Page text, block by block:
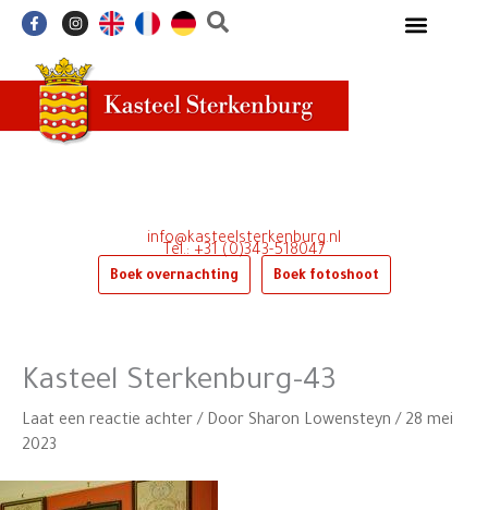
inhoud
F
a
b
o
o
k
-
I
n
a
g
r
a
m
Boek overnachting Boek fotoshoot
Tel.: +31 (0)343-518047
info@kasteelsterkenburg.nl
Kasteel Sterkenburg-43
Laat een reactie achter / Door Sharon Lowensteyn / 28 mei
2023